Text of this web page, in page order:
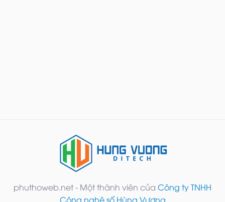
phuthoweb.net - Một thành viên của Công ty TNHH
Công nghệ số Hùng Vương